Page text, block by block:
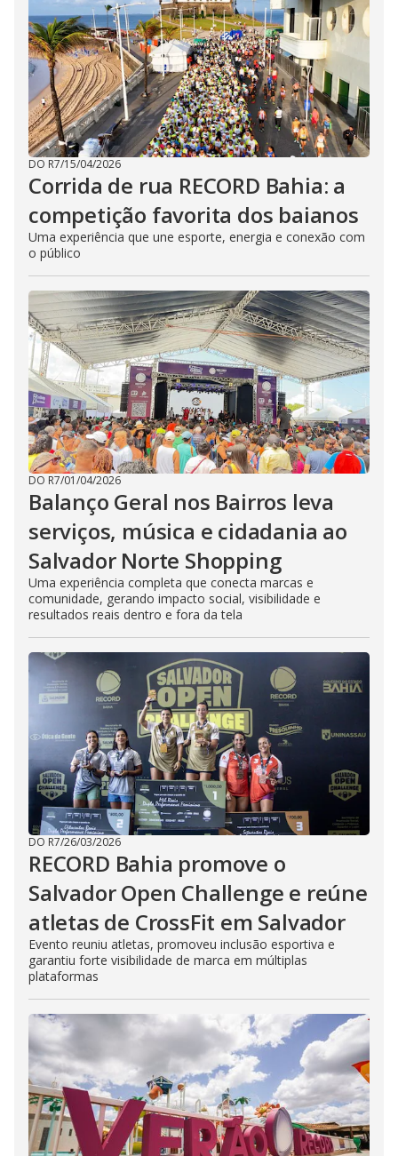
DO R7/15/04/2026
Corrida de rua RECORD Bahia: a
competição favorita dos baianos
Uma experiência que une esporte, energia e conexão com
o público
DO R7/01/04/2026
Balanço Geral nos Bairros leva
serviços, música e cidadania ao
Salvador Norte Shopping
Uma experiência completa que conecta marcas e
comunidade, gerando impacto social, visibilidade e
resultados reais dentro e fora da tela
DO R7/26/03/2026
RECORD Bahia promove o
Salvador Open Challenge e reúne
atletas de CrossFit em Salvador
Evento reuniu atletas, promoveu inclusão esportiva e
garantiu forte visibilidade de marca em múltiplas
plataformas